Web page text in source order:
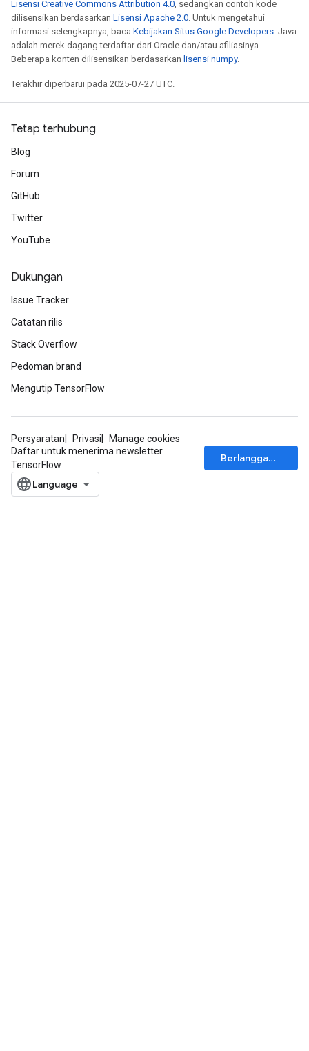
Lisensi Creative Commons Attribution 4.0, sedangkan contoh kode
dilisensikan berdasarkan Lisensi Apache 2.0. Untuk mengetahui
informasi selengkapnya, baca Kebijakan Situs Google Developers. Java
adalah merek dagang terdaftar dari Oracle dan/atau afiliasinya.
Beberapa konten dilisensikan berdasarkan lisensi numpy.
Terakhir diperbarui pada 2025-07-27 UTC.
Tetap terhubung
Blog
Forum
GitHub
Twitter
YouTube
Dukungan
Issue Tracker
Catatan rilis
Stack Overflow
Pedoman brand
Mengutip TensorFlow
Persyaratan Privasi
Manage cookies
Daftar untuk menerima newsletter
TensorFlow
Berlangganan